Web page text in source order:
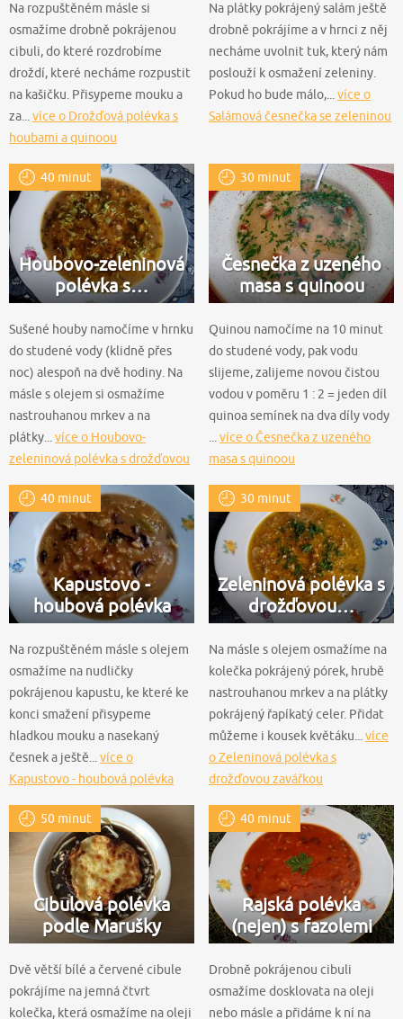
Na rozpuštěném másle si
osmažíme drobně pokrájenou
cibuli, do které rozdrobíme
droždí, které necháme rozpustit
na kašičku. Přisypeme mouku a
za...více o Drožďová polévka s
houbami a quinoou
Na plátky pokrájený salám ještě
drobně pokrájíme a v hrnci z něj
necháme uvolnit tuk, který nám
poslouží k osmažení zeleniny.
Pokud ho bude málo,...více o
Salámová česnečka se zeleninou
40 minut
Houbovo-zeleninová
polévka s…
Sušené houby namočíme v hrnku
do studené vody (klidně přes
noc) alespoň na dvě hodiny. Na
másle s olejem si osmažíme
nastrouhanou mrkev a na
plátky... více o Houbovo-
zeleninová polévka s drožďovou
30 minut
Česnečka z uzeného
masa s quinoou
Quinou namočíme na 10 minut
do studené vody, pak vodu
slijeme, zalijeme novou čistou
vodou v poměru 1 : 2 = jeden díl
quinoa semínek na dva díly vody
více o Česnečka z uzeného
masa s quinoou
40 minut
Kapustovo -
houbová polévka
Na rozpuštěném másle s olejem
osmažíme na nudličky
pokrájenou kapustu, ke které ke
konci smažení přisypeme
hladkou mouku a nasekaný
česnek a ještě... více o
Kapustovo - houbová polévka
30 minut
Zeleninová polévka s
drožďovou…
Na másle s olejem osmažíme na
kolečka pokrájený pórek, hrubě
nastrouhanou mrkev a na plátky
pokrájený řapíkatý celer. Přidat
můžeme i kousek květáku... více
o Zeleninová polévka s
drožďovou zavářkou
50 minut
Cibulová polévka
podle Marušky
Dvě větší bílé a červené cibule
pokrájíme na jemná čtvrt
kolečka, která osmažíme na oleji
40 minut
Rajská polévka
(nejen) s fazolemi
Drobně pokrájenou cibuli
osmažíme dosklovata na oleji
nebo másle a přidáme k ní na